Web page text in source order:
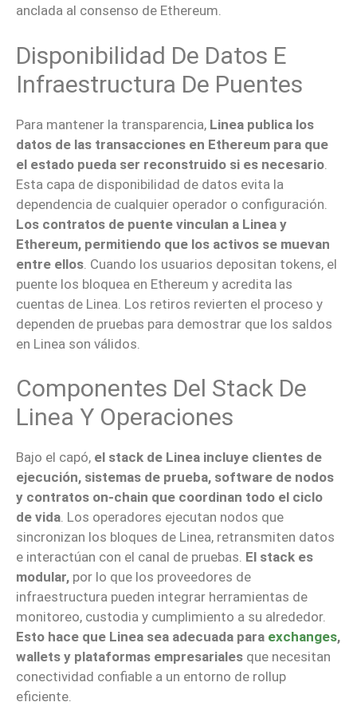
anclada al consenso de Ethereum.
Disponibilidad De Datos E
Infraestructura De Puentes
Para mantener la transparencia, Linea publica los
datos de las transacciones en Ethereum para que
el estado pueda ser reconstruido si es necesario
Esta capa de disponibilidad de datos evita la
dependencia de cualquier operador o configuración.
Los contratos de puente vinculan a Linea y
Ethereum, permitiendo que los activos se muevan
entre ellos . Cuando los usuarios depositan tokens, el
puente los bloquea en Ethereum y acredita las
cuentas de Linea. Los retiros revierten el proceso y
dependen de pruebas para demostrar que los saldos
en Linea son válidos.
Componentes Del Stack De
Linea Y Operaciones
Bajo el capó, el stack de Linea incluye clientes de
ejecución, sistemas de prueba, software de nodos
y contratos on-chain que coordinan todo el ciclo
de vida. Los operadores ejecutan nodos que
sincronizan los bloques de Linea, retransmiten datos
e interactúan con el canal de pruebas. El stack es
modular, por lo que los proveedores de
infraestructura pueden integrar herramientas de
monitoreo, custodia y cumplimiento a su alrededor.
Esto hace que Linea sea adecuada para exchanges,
wallets y plataformas empresariales que necesitan
conectividad confiable a un entorno de rollup
eficiente.